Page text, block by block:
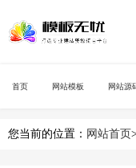
首页 网站模板 网站源
您当前的位置： 网站首页